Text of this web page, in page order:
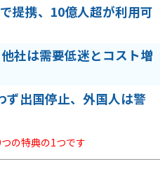
提携、10億人超が利用可
社は需要低迷とコスト増
ず出国停止、外国人は警
の特典の1つです